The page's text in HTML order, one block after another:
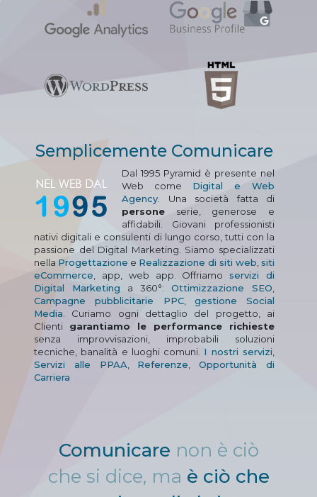
Semplicemente Comunicare
Dal 1995 Pyramid è presente nel
Web come Digital e Web
Agency. Una società fatta di
persone serie, generose e
affidabili. Giovani professionisti
nativi digitali e consulenti di lungo corso, tutti con la
passione del Digital Marketing. Siamo specializzati
nella Progettazione e Realizzazione di siti web,siti
eCommerce, app, web app. Offriamoservizi di
Digital Marketing a 360°: Ottimizzazione SEO,
Campagne pubblicitarie PPC, gestione Social
Media. Curiamo ogni dettaglio del progetto, ai
Clienti garantiamo le performance richieste
senza improvvisazioni, improbabili soluzioni
tecniche, banalità e luoghi comuni. I nostri servizi,
Servizi alle PPAA, Referenze,Opportunità di
Carriera
Comunicare non è ciò
che si dice, ma è ciò che